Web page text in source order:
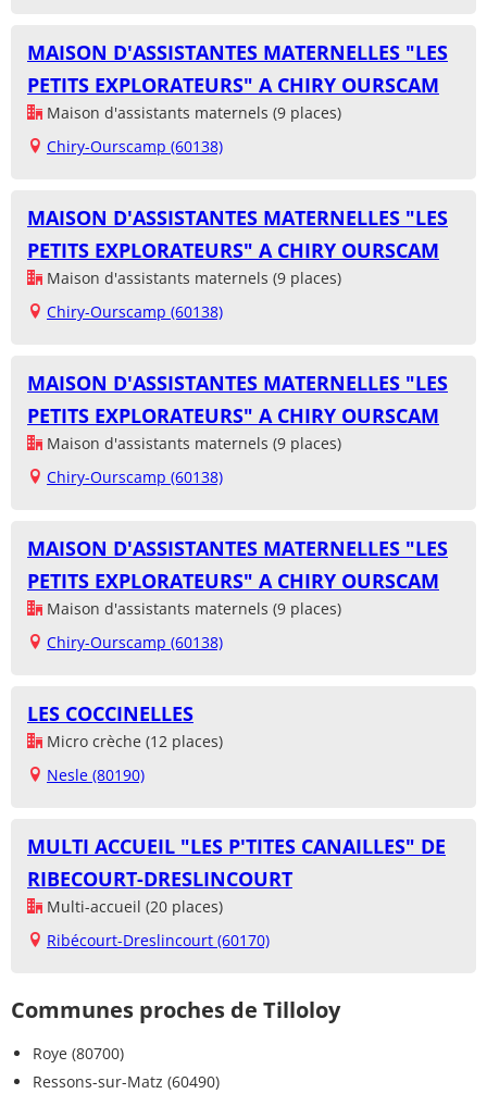
MAISON D'ASSISTANTES MATERNELLES "LES
PETITS EXPLORATEURS" A CHIRY OURSCAM
Maison d'assistants maternels (9 places)
Chiry-Ourscamp (60138)
MAISON D'ASSISTANTES MATERNELLES "LES
PETITS EXPLORATEURS" A CHIRY OURSCAM
Maison d'assistants maternels (9 places)
Chiry-Ourscamp (60138)
MAISON D'ASSISTANTES MATERNELLES "LES
PETITS EXPLORATEURS" A CHIRY OURSCAM
Maison d'assistants maternels (9 places)
Chiry-Ourscamp (60138)
MAISON D'ASSISTANTES MATERNELLES "LES
PETITS EXPLORATEURS" A CHIRY OURSCAM
Maison d'assistants maternels (9 places)
Chiry-Ourscamp (60138)
LES COCCINELLES
Micro crèche (12 places)
Nesle (80190)
MULTI ACCUEIL "LES P'TITES CANAILLES" DE
RIBECOURT-DRESLINCOURT
Multi-accueil (20 places)
Ribécourt-Dreslincourt (60170)
Communes proches de Tilloloy
Roye (80700)
Ressons-sur-Matz (60490)